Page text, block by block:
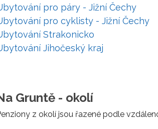
pro páry - Jižní Čechy
pro cyklisty - Jižní Čechy
Strakonicko
Jihočeský kraj
Gruntě - okolí
z okolí jsou řazené podle